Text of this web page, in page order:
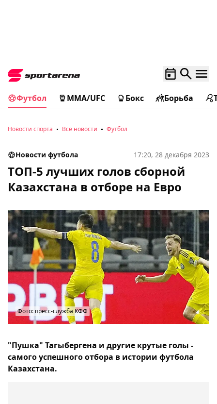
Футбол MMA/UFC Бокс Борьба
Новости спорта Все новости Футбол
Новости футбола 17:20, 28 декабря 2023
ТОП-5 лучших голов сборной
Казахстана в отборе на Евро
Фото: пресс-служба КФФ
"Пушка" Тагыбергена и другие крутые голы -
самого успешного отбора в истории футбола
Казахстана.